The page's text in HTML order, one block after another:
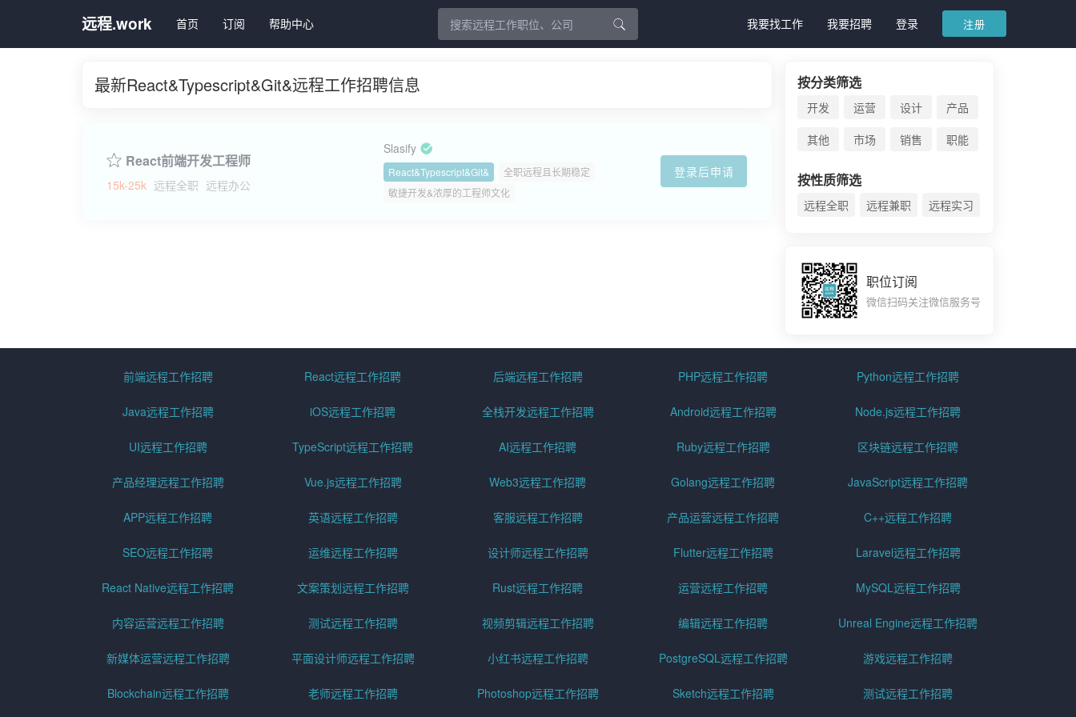
远程.work 首页 订阅 帮助中心 我要找工作 我要招聘 登录 注册
最新React&Typescript&Git&远程工作招聘信息
React前端开发工程师
15k-25k 远程全职 远程办公
Slasify
React&Typescript&Git&
全职远程且长期稳定
敏捷开发&浓厚的工程师文化
登录后申请
按分类筛选
开发 运营 设计
产品
其他
市场 销售 职能
按性质筛选
远程全职 远程兼职 远程实习
职位订阅
微信扫码关注微信服务号
前端远程工作招聘 React远程工作招聘 后端远程工作招聘 PHP远程工作招聘 Python远程工作招聘
Java远程工作招聘 iOS远程工作招聘 全栈开发远程工作招聘 Android远程工作招聘 Node.js远程工作招聘
UI远程工作招聘 TypeScript远程工作招聘 AI远程工作招聘 Ruby远程工作招聘 区块链远程工作招聘
产品经理远程工作招聘 Vue.js远程工作招聘 Web3远程工作招聘 Golang远程工作招聘 JavaScript远程工作招聘
APP远程工作招聘 英语远程工作招聘 客服远程工作招聘 产品运营远程工作招聘 C++远程工作招聘
SEO远程工作招聘 运维远程工作招聘 设计师远程工作招聘 Flutter远程工作招聘 Laravel远程工作招聘
React Native远程工作招聘 文案策划远程工作招聘 Rust远程工作招聘 运营远程工作招聘 MySQL远程工作招聘
内容运营远程工作招聘 测试远程工作招聘 视频剪辑远程工作招聘 编辑远程工作招聘 Unreal Engine远程工作招聘
新媒体运营远程工作招聘 平面设计师远程工作招聘 小红书远程工作招聘 PostgreSQL远程工作招聘 游戏远程工作招聘
Blockchain远程工作招聘 老师远程工作招聘 Photoshop远程工作招聘 Sketch远程工作招聘 测试远程工作招聘